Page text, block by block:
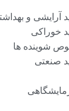
آرایشی و بهداشتی
خوراکی
شوینده ها
صنعتی